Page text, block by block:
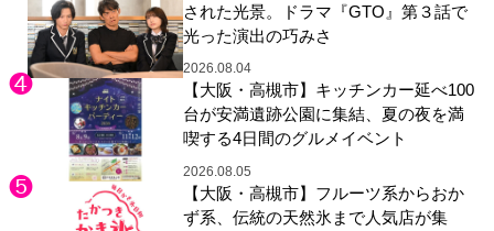
された光景。ドラマ『GTO』第３話で
光った演出の巧みさ
2026.08.04
【大阪・高槻市】キッチンカー延べ100
台が安満遺跡公園に集結、夏の夜を満
喫する4日間のグルメイベント
2026.08.05
【大阪・高槻市】フルーツ系からおか
ず系、伝統の天然氷まで人気店が集